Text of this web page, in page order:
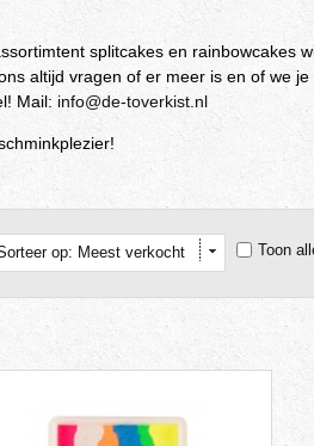
splitcakes en rainbowcakes
altijd vragen of er meer is en of we
Mail: info@de-toverkist.nl
op: Meest verkocht Toon